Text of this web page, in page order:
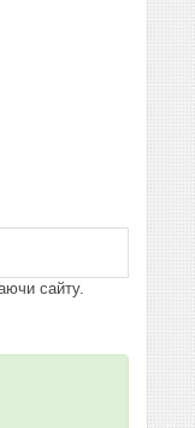
сайту.